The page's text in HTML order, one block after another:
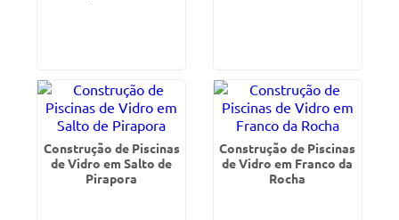
Construção de Piscinas
de Vidro em Salto de
Pirapora
Construção de Piscinas
de Vidro em Franco da
Rocha